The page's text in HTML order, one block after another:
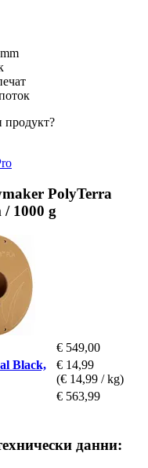
продукт?
PolyTerra
1000 g
€ 549,00
Black,
€ 14,99
(€ 14,99 / kg)
€ 563,99
данни: